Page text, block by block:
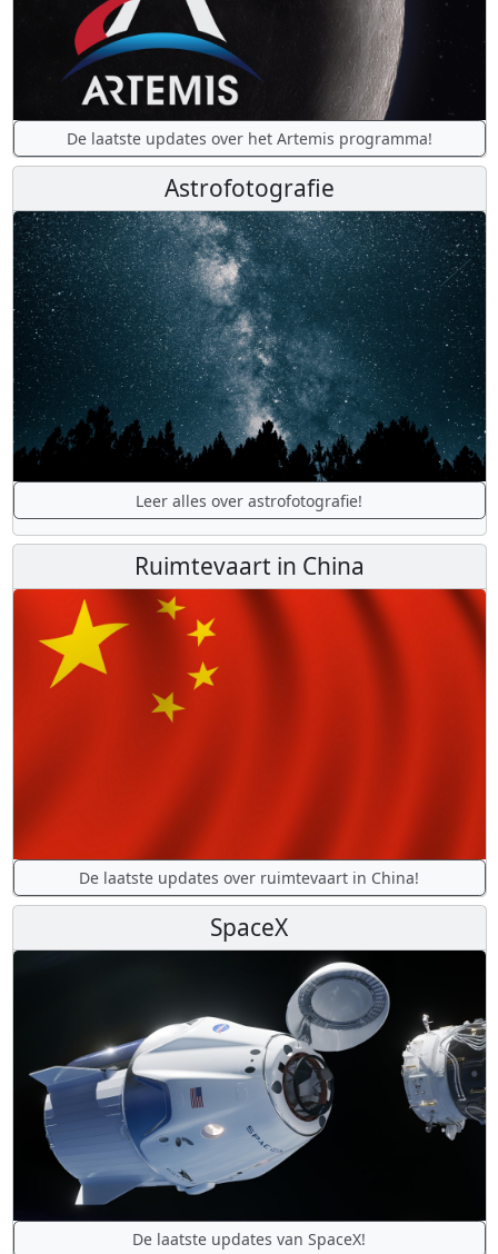
De laatste updates over het Artemis programma!
Astrofotografie
Leer alles over astrofotografie!
Ruimtevaart in China
De laatste updates over ruimtevaart in China!
SpaceX
De laatste updates van SpaceX!